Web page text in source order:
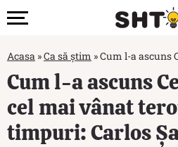
Acasa »Ca să știm »Cum l-a ascuns
Cum l-a ascuns
cel mai vânat
timpuri: Carlos